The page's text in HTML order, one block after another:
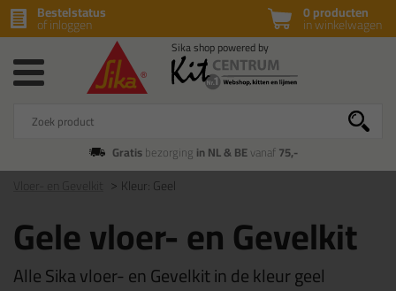
0 producten
in winkelwagen
Bestelstatus
of inloggen
Gratisbezorging in NL & BEvanaf75,-
Kleur: Geel
Gele vloer- en Gevelkit
Alle Sika vloer- en Gevelkit in de kleur geel